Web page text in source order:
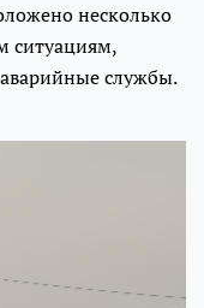
несколько
ситуациям,
службы.